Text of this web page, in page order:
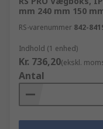
mm 240 mm 150
RS-varenummer 842-
Indhold (1 enhed)
Kr. 736,20(ekskl.
Antal